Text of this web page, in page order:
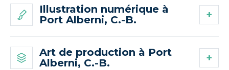
Illustration numérique à
Port Alberni, C.-B.
Art de production à Port
Alberni, C.-B.